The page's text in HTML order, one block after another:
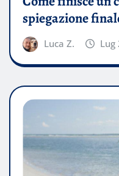
spiegazione
Luca Z. Lug